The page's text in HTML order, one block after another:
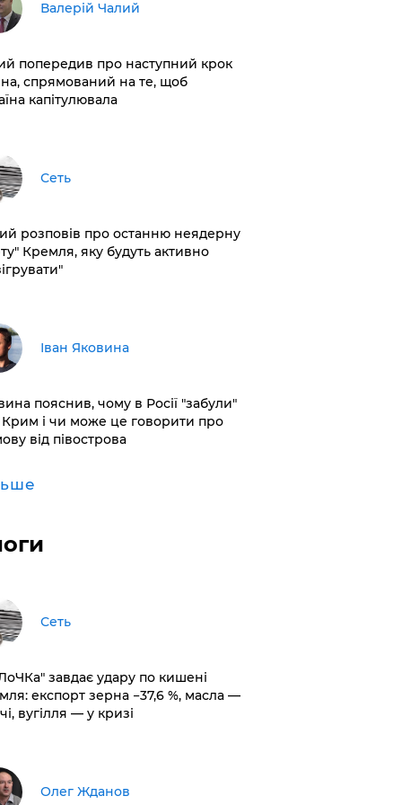
Валерій Чалий
попередив про наступний крок
спрямований на те, щоб
капітулювала
Сеть
розповів про останню неядерну
Кремля, яку будуть активно
Іван Яковина
пояснив, чому в Росії "забули"
і чи може це говорити про
від півострова
Сеть
завдає удару по кишені
експорт зерна −37,6 %, масла —
вугілля — у кризі
Олег Жданов